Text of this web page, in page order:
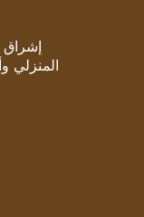
إشراق
المنزلي